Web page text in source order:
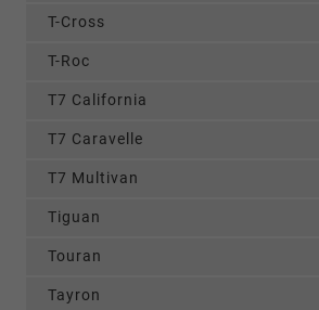
T-Cross
T-Roc
T7 California
T7 Caravelle
T7 Multivan
Tiguan
Touran
Tayron